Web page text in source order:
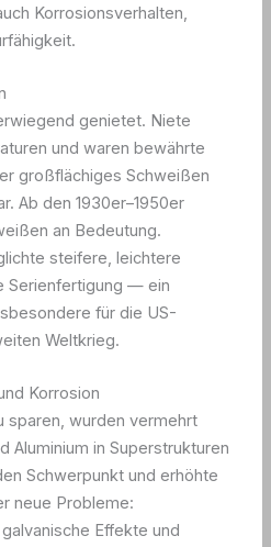
Korrosionsverhalten,
genietet. Niete
und waren bewährte
großflächiges Schweißen
Ab den 1930er–1950er
an Bedeutung.
steifere, leichtere
Serienfertigung — ein
für die US-
Weltkrieg.
Korrosion
sparen, wurden vermehrt
Aluminium in Superstrukturen
Schwerpunkt und erhöhte
neue Probleme:
Effekte und